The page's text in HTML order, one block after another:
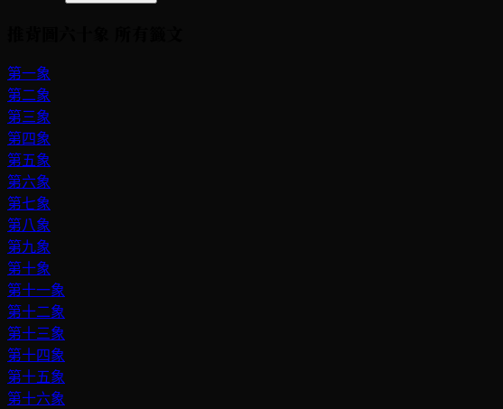
第一象
第二象
第三象
第四象
第五象
第六象
第七象
第八象
第九象
第十象
第十一象
第十二象
第十三象
第十四象
第十五象
第十六象